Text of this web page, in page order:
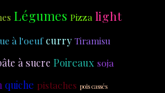
Légumes Pizza light
à l'oeuf curry Tiramisu
à sucre Poireaux soja
quiche pistaches pois cassés